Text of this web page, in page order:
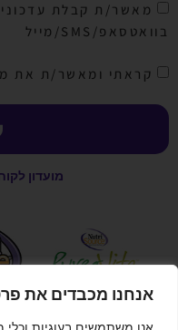
אנחנו מכבדים את
מאשר/ת קבלת
בוואטסאפ/SMS/מייל
קראתי ומאשר/ת את
מועדון